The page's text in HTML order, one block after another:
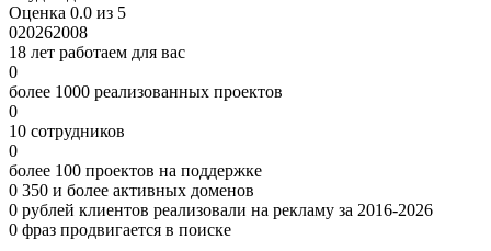
Оценка 0.0 из 5
020262008
18 лет работаем для вас
0
более 1000 реализованных проектов
0
10 сотрудников
0
более 100 проектов на поддержке
0 350 и более активных доменов
0 рублей клиентов реализовали на рекламу за 2016-2026
0 фраз продвигается в поиске